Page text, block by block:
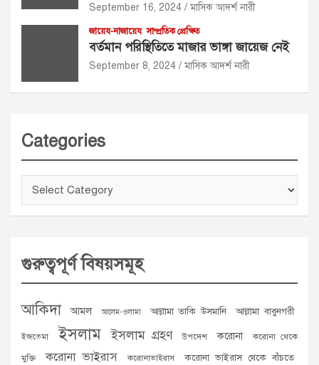
September 16, 2024 মাসিক আদর্শ নারী
জায়েয-নাজায়েয সাম্প্রতিক প্রেক্ষিত
বর্তমান পরিস্থিতিতে মাজার ভাঙ্গা জায়েজ নেই
September 8, 2024 মাসিক আদর্শ নারী
Categories
Categories
গুরুত্বপূর্ণ বিষয়সমূহ
আকিদা আমল আলেম-ওলামা আল্লামা তাকি উসমানি আল্লামা বাবুনগরী
ইজতেমা ইসলাম ইসলাম গ্রহণ উপদেশ করোনা করোনা থেকে
মুক্তি করোনা ভাইরাস করোনাভাইরাস করোনা ভাইরাস থেকে বাঁচতে